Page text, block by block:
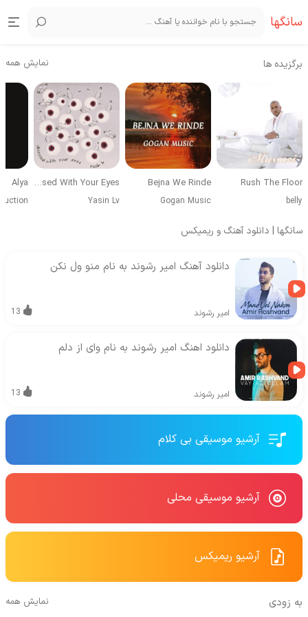
سانگها
برگزیده ها نمایش همه
Rush The Floor
belly
Bejna We Rinde
Gogan Music
Obsessed With Your Eyes
Yasin Lv
Alya
سانگها | دانلود آهنگ و ریمیکس
دانلود آهنگ امیر رشوند به نام منو ول نکن
امیر رشوند 13
دانلود اهنگ امیر رشوند به نام وای از دلم
امیر رشوند 13
آرشیو موسیقی بی کلام
آرشیو موسیقی محلی
آرشیو ریمیکس
به زودی نمایش همه